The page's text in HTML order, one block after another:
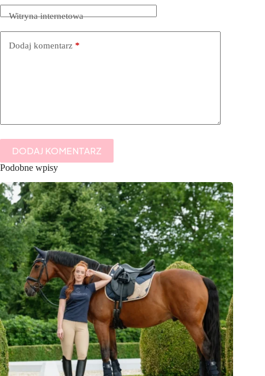
Witryna internetowa
Dodaj komentarz *
DODAJ KOMENTARZ
Podobne wpisy